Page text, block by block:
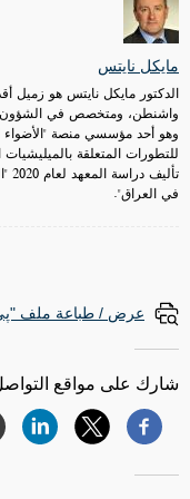
مايكل نايتس
الدكتور مايكل نايتس هو زميل
واشنطن، ومتخصص في الشؤون
وهو أحد مؤسسي منصة "الأضواء
للتطورات المتعلقة
في العراق".
عرض / طباعة ملف
شارك على مواقع